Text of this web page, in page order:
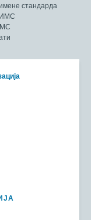
стандарда
ИМС